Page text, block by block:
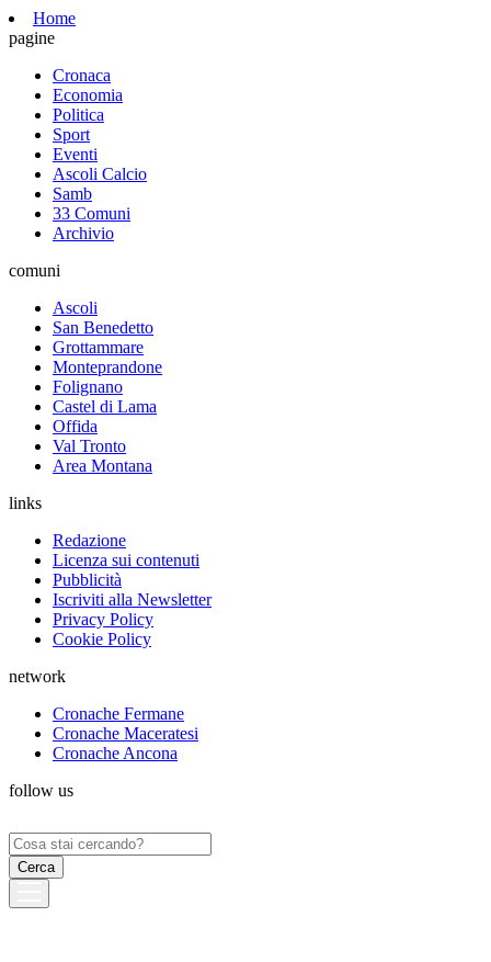
Home
pagine
Cronaca
Economia
Politica
Sport
Eventi
Ascoli Calcio
Samb
33 Comuni
Archivio
comuni
Ascoli
San Benedetto
Grottammare
Monteprandone
Folignano
Castel di Lama
Offida
Val Tronto
Area Montana
links
Redazione
Licenza sui contenuti
Pubblicità
Iscriviti alla Newsletter
Privacy Policy
Cookie Policy
network
Cronache Fermane
Cronache Maceratesi
Cronache Ancona
follow us
Ricerca
per: